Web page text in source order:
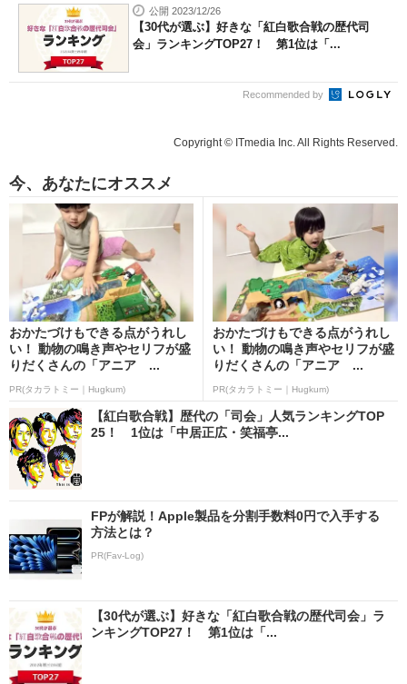
公開 2023/12/26
【30代が選ぶ】好きな「紅白歌合戦の歴代司
会」ランキングTOP27！ 第1位は「...
Recommended by
Copyright © ITmedia Inc. All Rights Reserved.
今、あなたにオススメ
おかたづけもできる点がうれし
い！ 動物の鳴き声やセリフが盛
りだくさんの「アニア ...
PR(タカラトミー｜Hugkum)
おかたづけもできる点がうれし
い！ 動物の鳴き声やセリフが盛
りだくさんの「アニア ...
PR(タカラトミー｜Hugkum)
【紅白歌合戦】歴代の「司会」人気ランキングTOP
25！ 1位は「中居正広・笑福亭...
FPが解説！Apple製品を分割手数料0円で入手する
方法とは？
PR(Fav-Log)
【30代が選ぶ】好きな「紅白歌合戦の歴代司会」ラ
ンキングTOP27！ 第1位は「...